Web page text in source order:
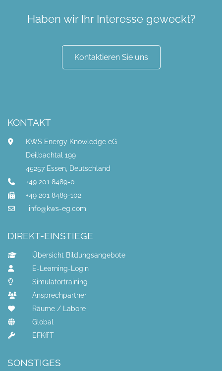
Haben wir Ihr Interesse geweckt?
Kontaktieren Sie uns
KONTAKT
KWS Energy Knowledge eG
Deilbachtal 199
45257 Essen, Deutschland
+49 201 8489-0
+49 201 8489-102
info@kws-eg.com
DIREKT-EINSTIEGE
Übersicht Bildungsangebote
E-Learning-Login
Simulatortraining
Ansprechpartner
Räume / Labore
Global
EFKffT
SONSTIGES